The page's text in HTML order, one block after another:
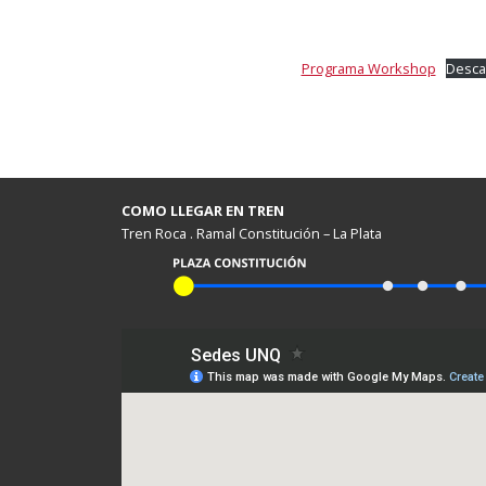
Programa Workshop
COMO LLEGAR EN TREN
Tren Roca . Ramal Constitución – La Plata